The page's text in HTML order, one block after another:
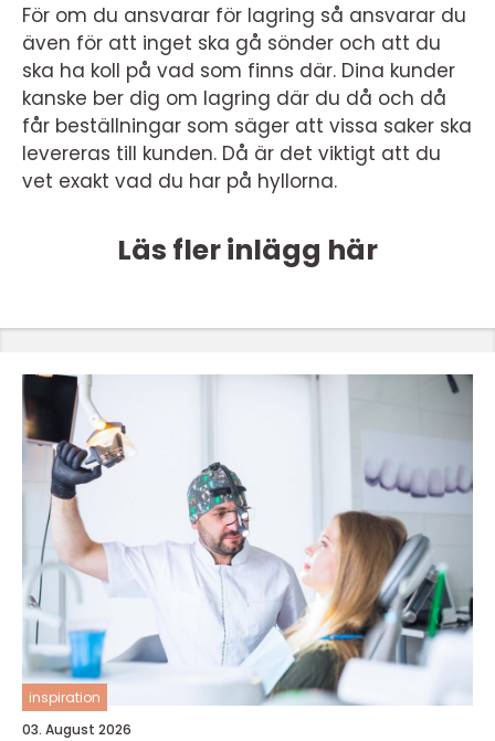
För om du ansvarar för lagring så ansvarar du
även för att inget ska gå sönder och att du
ska ha koll på vad som finns där. Dina kunder
kanske ber dig om lagring där du då och då
får beställningar som säger att vissa saker ska
levereras till kunden. Då är det viktigt att du
vet exakt vad du har på hyllorna.
Läs fler inlägg här
inspiration
03. August 2026